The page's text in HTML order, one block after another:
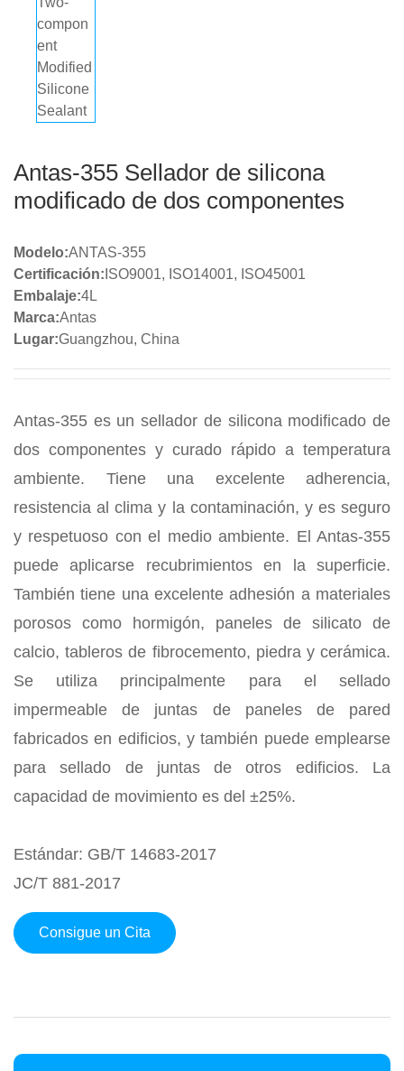
Antas-355 Sellador de silicona
modificado de dos componentes
Modelo:ANTAS-355
Certificación: ISO9001, ISO14001, ISO45001
Embalaje:4L
Marca:Antas
Lugar:Guangzhou, China
Antas-355 es un sellador de silicona modificado de
dos componentes y curado rápido a temperatura
ambiente. Tiene una excelente adherencia,
resistencia al clima y la contaminación, y es seguro
y respetuoso con el medio ambiente. El Antas-355
puede aplicarse recubrimientos en la superficie.
También tiene una excelente adhesión a materiales
porosos como hormigón, paneles de silicato de
calcio, tableros de fibrocemento, piedra y cerámica.
Se utiliza principalmente para el sellado
impermeable de juntas de paneles de pared
fabricados en edificios, y también puede emplearse
para sellado de juntas de otros edificios. La
capacidad de movimiento es del ±25%.
Estándar: GB/T 14683-2017
JC/T 881-2017
Consigue un Cita